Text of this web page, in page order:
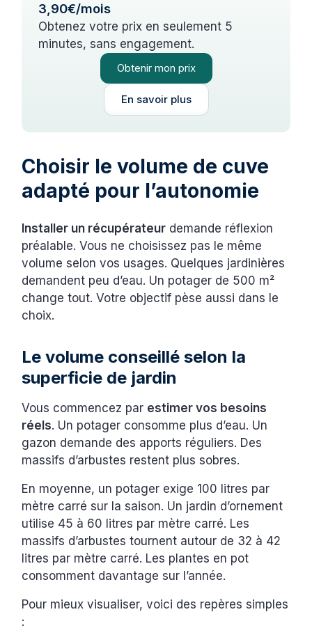
3,90€/mois
Obtenez votre prix en seulement 5
minutes, sans engagement.
Obtenir mon prix
En savoir plus
Choisir le volume de cuve
adapté pour l’autonomie
Installer un récupérateur demande réflexion
préalable. Vous ne choisissez pas le même
volume selon vos usages. Quelques jardinières
demandent peu d’eau. Un potager de 500 m²
change tout. Votre objectif pèse aussi dans le
choix.
Le volume conseillé selon la
superficie de jardin
Vous commencez par estimer vos besoins
réels. Un potager consomme plus d’eau. Un
gazon demande des apports réguliers. Des
massifs d’arbustes restent plus sobres.
En moyenne, un potager exige 100 litres par
mètre carré sur la saison. Un jardin d’ornement
utilise 45 à 60 litres par mètre carré. Les
massifs d’arbustes tournent autour de 32 à 42
litres par mètre carré. Les plantes en pot
consomment davantage sur l’année.
Pour mieux visualiser, voici des repères simples
: